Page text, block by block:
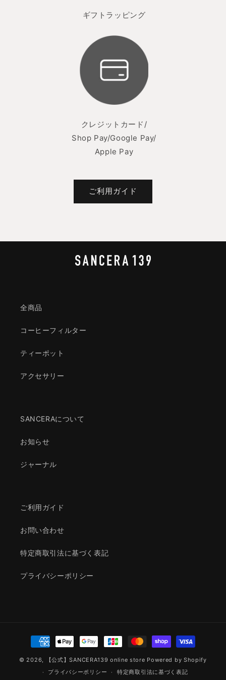
ギフトラッピング
クレジットカード/
Shop Pay/Google Pay/
Apple Pay
ご利用ガイド
全商品
コーヒーフィルター
ティーポット
アクセサリー
SANCERAについて
お知らせ
ジャーナル
ご利用ガイド
お問い合わせ
特定商取引法に基づく表記
プライバシーポリシー
決
済
方
© 2026, 【公式】SANCERA139 online store Powered by Shopify
プライバシーポリシー
特定商取引法に基づく表記